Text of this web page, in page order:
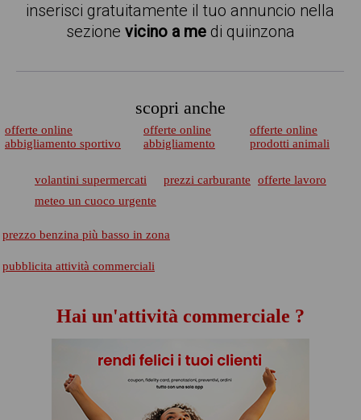
inserisci gratuitamente il tuo annuncio nella
sezione vicino a medi quiinzona
scopri anche
offerte online
abbigliamento sportivo
offerte online
abbigliamento
offerte online
prodotti animali
volantini supermercati prezzi carburante
offerte lavoro
meteo un cuoco urgente
prezzo benzina più basso in zona
pubblicita attività commerciali
Hai un'attività commerciale ?